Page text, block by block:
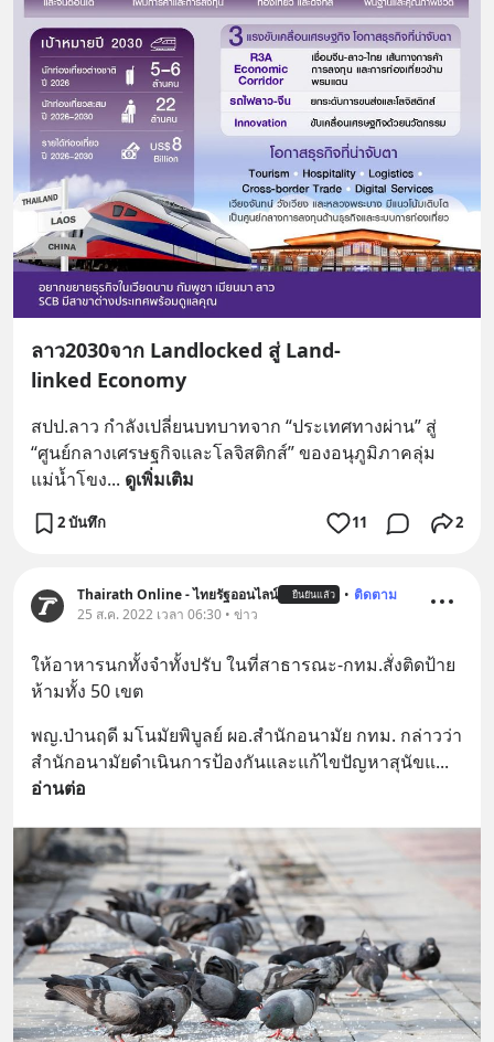
ลาว2030จาก Landlocked สู่ Land-
linked Economy
สปป.ลาว กำลังเปลี่ยนบทบาทจาก “ประเทศทางผ่าน” สู่
“ศูนย์กลางเศรษฐกิจและโลจิสติกส์” ของอนุภูมิภาคลุ่ม
แม่น้ำโขง... ดูเพิ่มเติม
2 บันทึก 11 2
Thairath Online - ไทยรัฐออนไลน์ ยืนยันแล้ว • ติดตาม
25 ส.ค. 2022 เวลา 06:30 • ข่าว
ให้อาหารนกทั้งจำทั้งปรับ ในที่สาธารณะ-กทม.สั่งติดป้าย
ห้ามทั้ง 50 เขต
พญ.ป่านฤดี มโนมัยพิบูลย์ ผอ.สำนักอนามัย กทม. กล่าวว่า
สำนักอนามัยดำเนินการป้องกันและแก้ไขปัญหาสุนัขแ
อ่านต่อ